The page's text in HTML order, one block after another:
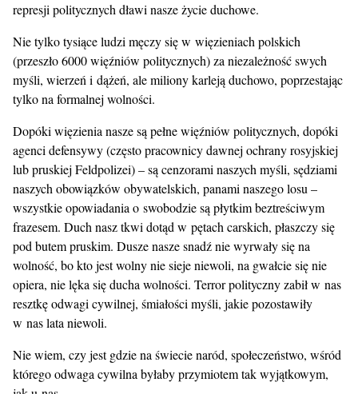
represji politycznych dławi nasze życie duchowe.
Nie tylko tysiące ludzi męczy się w więzieniach polskich
(przeszło 6000 więźniów politycznych) za niezależność swych
myśli, wierzeń i dążeń, ale miliony karleją duchowo, poprzestając
tylko na formalnej wolności.
Dopóki więzienia nasze są pełne więźniów politycznych, dopóki
agenci defensywy (często pracownicy dawnej ochrany rosyjskiej
lub pruskiej Feldpolizei) – są cenzorami naszych myśli, sędziami
naszych obowiązków obywatelskich, panami naszego losu –
wszystkie opowiadania o swobodzie są płytkim beztreściwym
frazesem. Duch nasz tkwi dotąd w pętach carskich, płaszczy się
pod butem pruskim. Dusze nasze snadź nie wyrwały się na
wolność, bo kto jest wolny nie sieje niewoli, na gwałcie się nie
opiera, nie lęka się ducha wolności. Terror polityczny zabił w nas
resztkę odwagi cywilnej, śmiałości myśli, jakie pozostawiły
w nas lata niewoli.
Nie wiem, czy jest gdzie na świecie naród, społeczeństwo, wśród
którego odwaga cywilna byłaby przymiotem tak wyjątkowym,